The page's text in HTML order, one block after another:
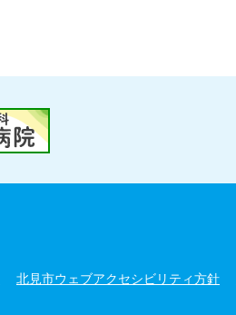
北見市ウェブアクセシビリティ方針